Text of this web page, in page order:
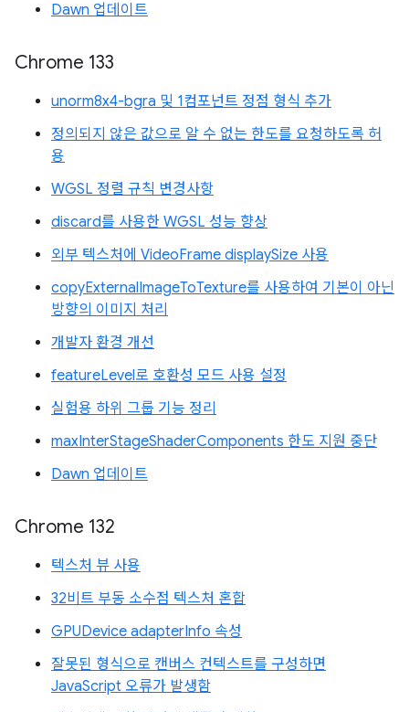
Dawn 업데이트
Chrome 133
unorm8x4-bgra 및 1컴포넌트 정점 형식 추가
정의되지 않은 값으로 알 수 없는 한도를 요청하도록 허
용
WGSL 정렬 규칙 변경사항
discard를 사용한 WGSL 성능 향상
외부 텍스처에 VideoFrame displaySize 사용
copyExternalImageToTexture를 사용하여 기본이 아닌
방향의 이미지 처리
개발자 환경 개선
featureLevel로 호환성 모드 사용 설정
실험용 하위 그룹 기능 정리
maxInterStageShaderComponents 한도 지원 중단
Dawn 업데이트
Chrome 132
텍스처 뷰 사용
32비트 부동 소수점 텍스처 혼합
GPUDevice adapterInfo 속성
잘못된 형식으로 캔버스 컨텍스트를 구성하면
JavaScript 오류가 발생함